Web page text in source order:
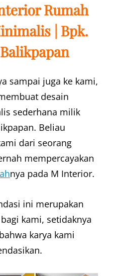
Rumah
| Bpk.
sampai juga ke kami,
desain
sederhana milik
Beliau
dari seorang
mempercayakan
nya pada M Interior.
ini merupakan
kami, setidaknya
karya kami